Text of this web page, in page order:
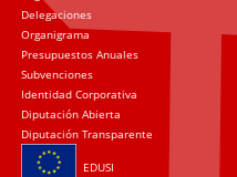
Delegaciones
Organigrama
Presupuestos Anuales
Subvenciones
Identidad Corporativa
Diputación Abierta
Diputación Transparente
EDUSI